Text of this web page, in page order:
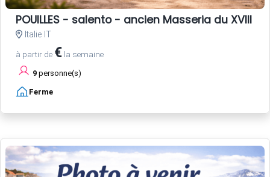
POUILLES - salento - ancien Masseria du XVIII
Italie IT
à partir de € la semaine
9 personne(s)
Ferme